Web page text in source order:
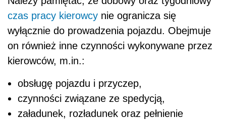
czas pracy kierowcy nie ogranicza się
wyłącznie do prowadzenia pojazdu. Obejmuje
on również inne czynności wykonywane przez
kierowców, m.in.:
obsługę pojazdu i przyczep,
czynności związane ze spedycją,
załadunek, rozładunek oraz pełnienie